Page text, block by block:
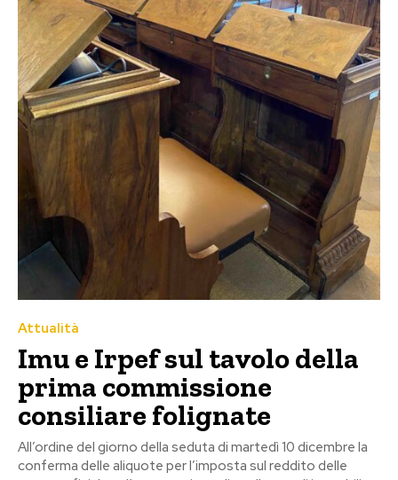
Attualità
Imu e Irpef sul tavolo della
prima commissione
consiliare folignate
All’ordine del giorno della seduta di martedì 10 dicembre la
conferma delle aliquote per l’imposta sul reddito delle